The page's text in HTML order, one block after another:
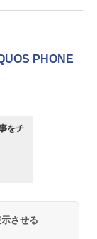
PHONE
をチ
させる